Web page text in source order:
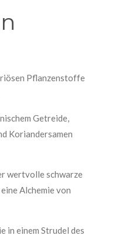
Pflanzenstoffe
Getreide,
Koriandersamen
wertvolle schwarze
Alchemie von
in einem Strudel des